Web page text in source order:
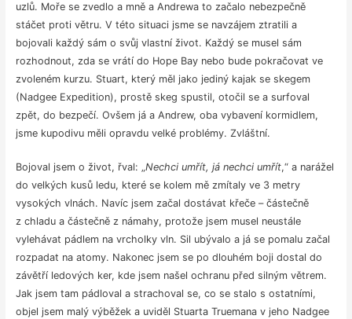
uzlů. Moře se zvedlo a mně a Andrewa to začalo nebezpečně
stáčet proti větru. V této situaci jsme se navzájem ztratili a
bojovali každý sám o svůj vlastní život. Každý se musel sám
rozhodnout, zda se vrátí do Hope Bay nebo bude pokračovat ve
zvoleném kurzu. Stuart, který měl jako jediný kajak se skegem
(Nadgee Expedition), prostě skeg spustil, otočil se a surfoval
zpět, do bezpečí. Ovšem já a Andrew, oba vybavení kormidlem,
jsme kupodivu měli opravdu velké problémy. Zvláštní.
Bojoval jsem o život, řval: „Nechci umřít, já nechci umřít,“ a narážel
do velkých kusů ledu, které se kolem mě zmítaly ve 3 metry
vysokých vlnách. Navíc jsem začal dostávat křeče – částečně
z chladu a částečně z námahy, protože jsem musel neustále
vylehávat pádlem na vrcholky vln. Sil ubývalo a já se pomalu začal
rozpadat na atomy. Nakonec jsem se po dlouhém boji dostal do
závětří ledových ker, kde jsem našel ochranu před silným větrem.
Jak jsem tam pádloval a strachoval se, co se stalo s ostatními,
objel jsem malý výběžek a uviděl Stuarta Truemana v jeho Nadgee